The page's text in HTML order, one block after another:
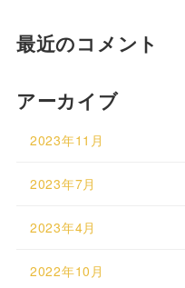
最近のコメント
アーカイブ
2023年11月
2023年7月
2023年4月
2022年10月